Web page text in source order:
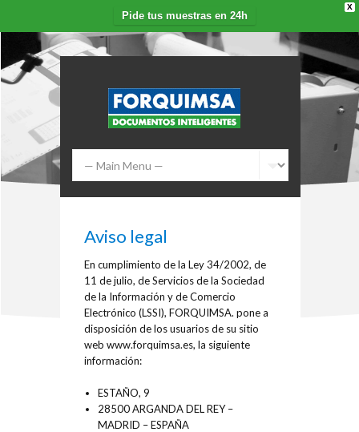
X
Pide tus muestras en 24h
Aviso legal
En cumplimiento de la Ley 34/2002, de
11 de julio, de Servicios de la Sociedad
de la Información y de Comercio
Electrónico (LSSI), FORQUIMSA. pone a
disposición de los usuarios de su sitio
web www.forquimsa.es, la siguiente
información:
ESTAÑO, 9
28500 ARGANDA DEL REY –
MADRID – ESPAÑA